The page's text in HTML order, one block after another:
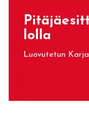
lol­la
Luovutetun